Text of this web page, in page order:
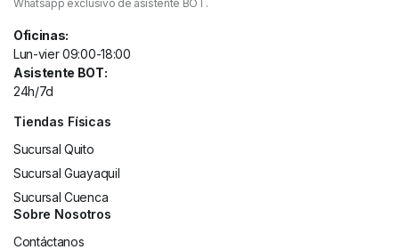
Whatsapp exclusivo de asistente BOT.
Oficinas:
Lun-vier 09:00-18:00
Asistente BOT:
24h/7d
Tiendas Físicas
Sucursal Quito
Sucursal Guayaquil
Sucursal Cuenca
Sobre Nosotros
Contáctanos